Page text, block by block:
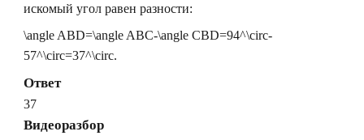
искомый угол равен разности:
\angle ABD=\angle ABC-\angle CBD=94^\circ-
57^\circ=37^\circ.
Ответ
37
Видеоразбор